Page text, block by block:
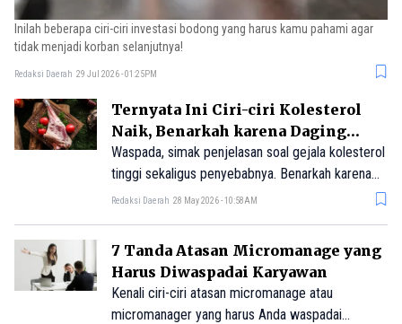
Inilah beberapa ciri-ciri investasi bodong yang harus kamu pahami agar
tidak menjadi korban selanjutnya!
Redaksi Daerah 29 Jul 2026 - 01:25PM
Ternyata Ini Ciri-ciri Kolesterol
Naik, Benarkah karena Daging
Kambing?
Waspada, simak penjelasan soal gejala kolesterol
tinggi sekaligus penyebabnya. Benarkah karena
daging kambing?
Redaksi Daerah 28 May 2026 - 10:58AM
7 Tanda Atasan Micromanage yang
Harus Diwaspadai Karyawan
Kenali ciri-ciri atasan micromanage atau
micromanager yang harus Anda waspadai